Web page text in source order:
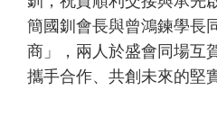
簡國釧會長與曾鴻鍊學長
商」，兩人於盛會同場互
攜手合作、共創未來的堅